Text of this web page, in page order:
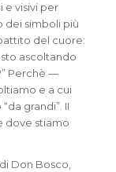
e visivi per
dei simboli più
del cuore:
ascoltando
Perchè —
e a cui
grandi”. II
dove stiamo
Don Bosco,